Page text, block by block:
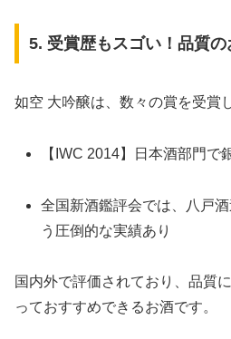
5. 受賞歴もスゴい！品質の
如空 大吟醸は、数々の賞を受賞
【IWC 2014】日本酒部門で
全国新酒鑑評会では、八戸
う圧倒的な実績あり
国内外で評価されており、品質
っておすすめできるお酒です。